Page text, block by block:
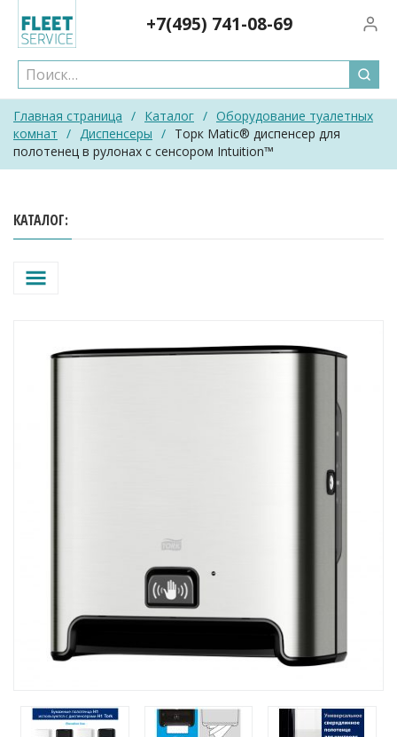
content
+7(495) 741-08-69
Главная страница / Каталог / Оборудование туалетных
комнат / Диспенсеры / Торк Matic® диспенсер для
полотенец в рулонах с сенсором Intuition™
КАТАЛОГ